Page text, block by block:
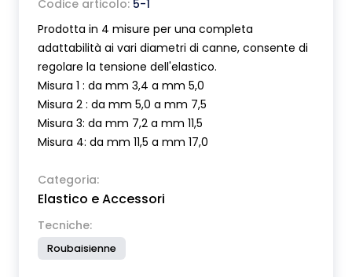
Codice articolo: 5-1
Prodotta in 4 misure per una completa
adattabilità ai vari diametri di canne, consente di
regolare la tensione dell'elastico.
Misura 1 : da mm 3,4 a mm 5,0
Misura 2 : da mm 5,0 a mm 7,5
Misura 3: da mm 7,2 a mm 11,5
Misura 4: da mm 11,5 a mm 17,0
Categoria:
Elastico e Accessori
Tecniche:
Roubaisienne